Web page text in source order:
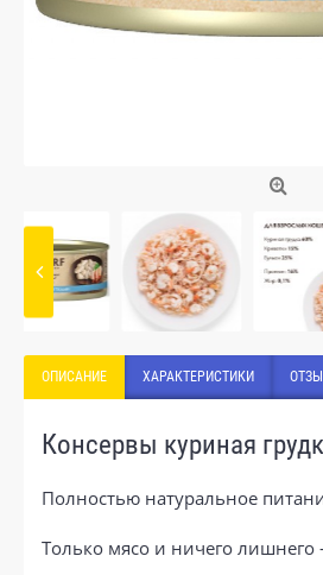
ОПИСАНИЕ ХАРАКТЕРИСТИКИ
Консервы куриная
Полностью натуральное
Только мясо и ничего